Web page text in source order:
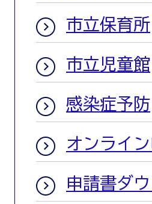
市立保育所
市立児童館
感染症予防
オンライ
申請書ダ